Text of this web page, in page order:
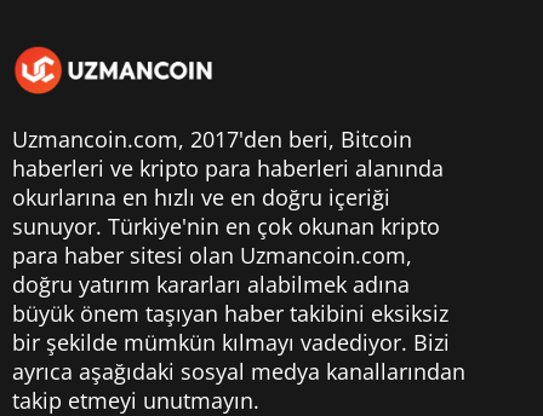
Uzmancoin.com, 2017'den beri, Bitcoin
haberleri ve kripto para haberleri alanında
okurlarına en hızlı ve en doğru içeriği
sunuyor. Türkiye'nin en çok okunan kripto
para haber sitesi olan Uzmancoin.com,
doğru yatırım kararları alabilmek adına
büyük önem taşıyan haber takibini eksiksiz
bir şekilde mümkün kılmayı vadediyor. Bizi
ayrıca aşağıdaki sosyal medya kanallarından
takip etmeyi unutmayın.